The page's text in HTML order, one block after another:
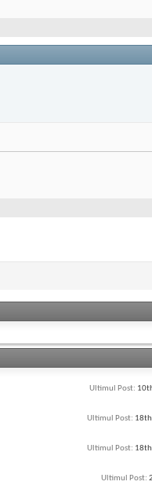
Ultimul Post:
Ultimul Post:
Ultimul Post:
Ultimul Post: